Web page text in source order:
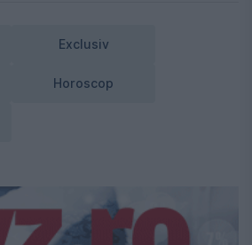
Exclusiv
Horoscop